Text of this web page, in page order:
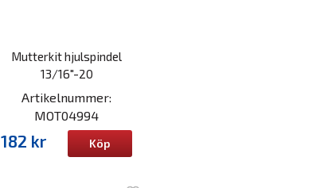
Mutterkit hjulspindel
13/16"-20
Artikelnummer:
MOT04994
182 kr Köp